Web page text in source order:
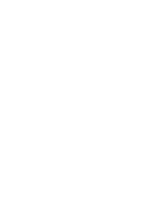
suas cervejas
cidade cheia de
pela Buser, você
se preocupar
e tranquila. Ao
para suas